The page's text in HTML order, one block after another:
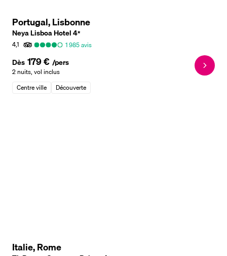
Portugal, Lisbonne
Neya Lisboa Hotel4*
4,1
1 985avis
Dès 179 € /pers
2 nuits, vol inclus
Centre ville
Découverte
Italie, Rome